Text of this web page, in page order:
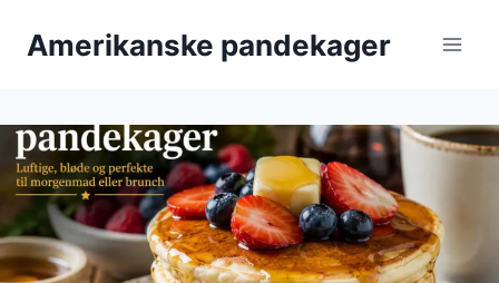
Amerikanske pandekager